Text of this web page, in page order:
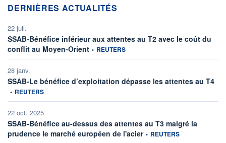
DERNIÈRES ACTUALITÉS
22 juil.
SSAB-Bénéfice inférieur aux attentes au T2 avec le coût du
conflit au Moyen-Orientinformation fournie par
• REUTERS
28 janv.
SSAB-Le bénéfice d’exploitation dépasse les attentes au T4
• REUTERS
22 oct. 2025
SSAB-Bénéfice au-dessus des attentes au T3 malgré la
prudence le marché européen de l'acierinformation fournie par
• REUTERS